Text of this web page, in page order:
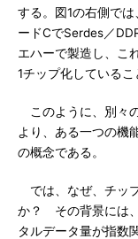
する。図1の右側で
ードCでSerdes／
エハーで製造し、こ
1チップ化しているこ
このように、別々
より、ある一つの機
の概念である。
では、なぜ、チッ
か？ その背景には
タルデータ量が指数